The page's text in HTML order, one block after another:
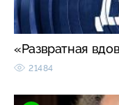
«Развратная
21484